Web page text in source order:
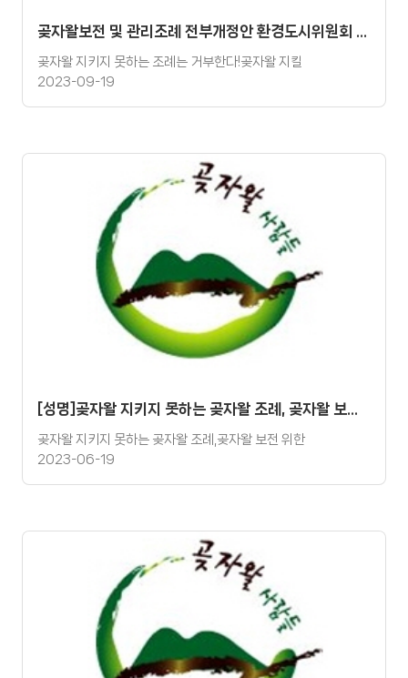
곶자왈보전 및 관리조례 전부개정안 환경도시위원회 재심사에 따른 성명
곶자왈 지키지 못하는 조례는 거부한다!곶자왈 지킬
2023-09-19
[성명]곶자왈 지키지 못하는 곶자왈 조례, 곶자왈 보전 위한 조례 되도록 바로 잡아라!!!
곶자왈 지키지 못하는 곶자왈 조례,곶자왈 보전 위한
2023-06-19